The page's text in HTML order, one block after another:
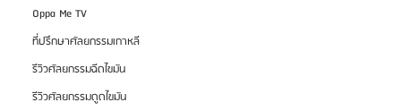
Oppa Me TV
ที่ปรึกษาศัลยกรรมเกาหลี
รีวิวศัลยกรรมฉีดไขมัน
รีวิวศัลยกรรมดูดไขมัน